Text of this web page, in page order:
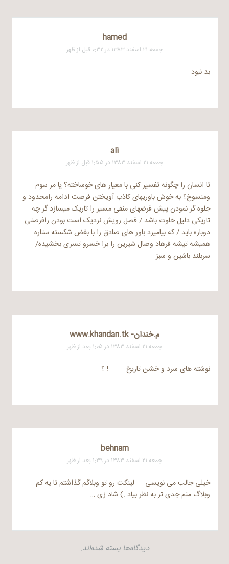
hamed
جمعه ۲۱ اسفند ۱۳۸۳ در ۰:۳۲ قبل از ظهر
بد نبود
ali
جمعه ۲۱ اسفند ۱۳۸۳ در ۱:۵۵ قبل از ظهر
تا انسان را چگونه تفسیر کنی با معیار های خوساخته؟ یا مر سوم
ومنسوخ؟ به خوش باوریهای کاذب آویختن فرصت ادامه رامحدود و
جلوه گر نمودن پیش فرضهای منفی مسیر را تاریک میسازد گر چه
تاریکی دلیل خلوت باشد / فصل رویش نزدیک است بودن رافرصتی
دوباره باید / که بیامیزد باور های صادق را با بغض شکسته ستاره
همیشه تیشه فرهاد وصال شیرین را برا خسرو تسری بخشیده/
سربلند باشین و سبز
م.خندان- www.khandan.tk
جمعه ۲۱ اسفند ۱۳۸۳ در ۱:۰۵ بعد از ظهر
نوشته های سرد و خشن تاریخ ……… ! ؟
behnam
جمعه ۲۱ اسفند ۱۳۸۳ در ۱:۳۹ بعد از ظهر
خیلی جالب می نویسی …. لینکت رو تو وبلاگم گذاشتم تا یه کم
وبلاگ منم جدی تر به نظر بیاد :) شاد زی …
دیدگاه‌ها بسته شده‌اند.